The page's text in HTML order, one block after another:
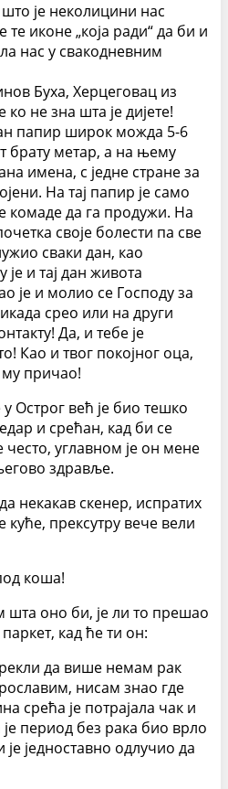
је неколицини нас
иконе „која ради“ да би и
нас у свакодневним
Буха, Херцеговац из
не зна шта је дијете!
папир широк можда 5-6
брату метар, а на њему
имена, с једне стране за
На тај папир је само
комаде да га продужи. На
своје болести па све
сваки дан, као
и тај дан живота
је и молио се Господу за
срео или на други
Да, и тебе је
Као и твог покојног оца,
му причао!
Острог већ је био тешко
и срећан, кад би се
често, углавном је он мене
здравље.
некакав скенер, испратих
куће, прексутру вече вели
коша!
шта оно би, је ли то прешао
кад ће ти он:
да више немам рак
нисам знао где
срећа је потрајала чак и
период без рака био врло
је једноставно одлучио да